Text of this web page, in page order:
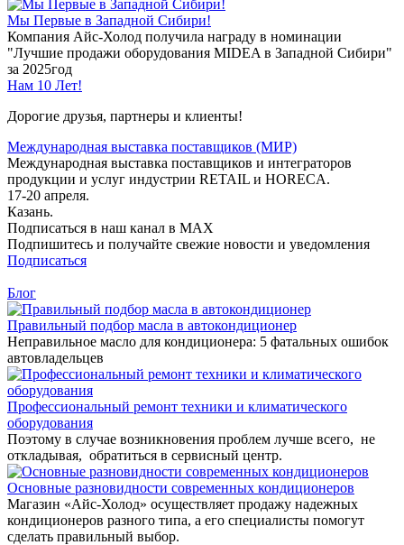
Мы Первые в Западной Сибири!
Компания Айс-Холод получила награду в номинации
"Лучшие продажи оборудования MIDEA в Западной Сибири"
за 2025год
Нам 10 Лет!
Дорогие друзья, партнеры и клиенты!
Международная выставка поставщиков (МИР)
Международная выставка поставщиков и интеграторов
продукции и услуг индустрии RETAIL и HORECA.
17-20 апреля.
Казань.
Подписаться в наш канал в MAX
Подпишитесь и получайте свежие новости и уведомления
Подписаться
Блог
Правильный подбор масла в автокондиционер
Неправильное масло для кондиционера: 5 фатальных ошибок
автовладельцев
Профессиональный ремонт техники и климатического
оборудования
Поэтому в случае возникновения проблем лучше всего, не
откладывая, обратиться в сервисный центр.
Основные разновидности современных кондиционеров
Магазин «Айс-Холод» осуществляет продажу надежных
кондиционеров разного типа, а его специалисты помогут
сделать правильный выбор.